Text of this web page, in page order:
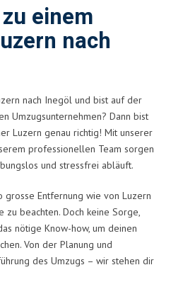
einem
nach
nach Inegöl und bist auf der
Umzugsunternehmen? Dann bist
Luzern genau richtig! Mit unserer
professionellen Team sorgen
und stressfrei abläuft.
Entfernung wie von Luzern
beachten. Doch keine Sorge,
nötige Know-how, um deinen
Von der Planung und
des Umzugs – wir stehen dir